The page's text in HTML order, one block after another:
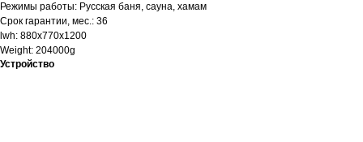
Режимы работы: Русская баня, сауна, хамам
Срок гарантии, мес.: 36
lwh: 880x770x1200
Weight: 204000g
Устройство